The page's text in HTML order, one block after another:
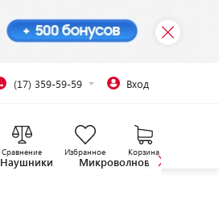
(17) 359-59-59 Вход
Сравнение Избранное Корзина
Наушники Микроволновые печи